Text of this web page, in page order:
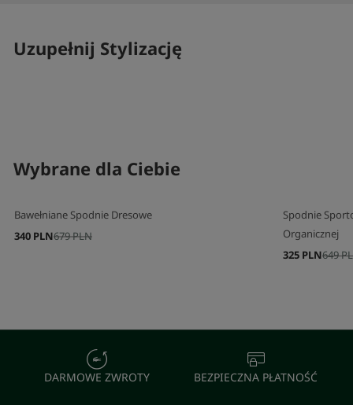
Uzupełnij Stylizację
Wybrane dla Ciebie
Bawełniane Spodnie Dresowe
679 PLN
340 PLN
Spodnie
Organicznej
649
325 PLN
DARMOWE ZWROTY BEZPIECZNA PŁATNOŚĆ